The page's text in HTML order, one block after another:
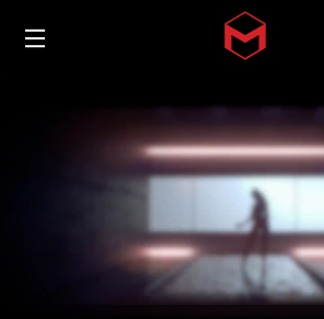
Skip to
Toggle menu